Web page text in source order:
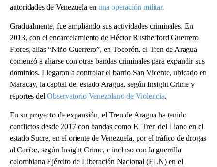
autoridades de Venezuela en una operación militar.
Gradualmente, fue ampliando sus actividades criminales. En
2013, con el encarcelamiento de Héctor Rustherford Guerrero
Flores, alias “Niño Guerrero”, en Tocorón, el Tren de Aragua
comenzó a aliarse con otras bandas criminales para expandir sus
dominios. Llegaron a controlar el barrio San Vicente, ubicado en
Maracay, la capital del estado Aragua, según Insight Crime y
reportes del Observatorio Venezolano de Violencia.
En su proyecto de expansión, el Tren de Aragua ha tenido
conflictos desde 2017 con bandas como El Tren del Llano en el
estado Sucre, en el oriente de Venezuela, por el tráfico de drogas
al Caribe, según Insight Crime, e incluso con la guerrilla
colombiana Ejército de Liberación Nacional (ELN) en el